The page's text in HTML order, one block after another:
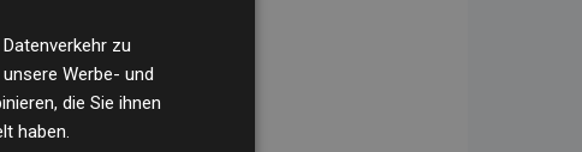
zu
Werbe- und
die Sie ihnen
haben.